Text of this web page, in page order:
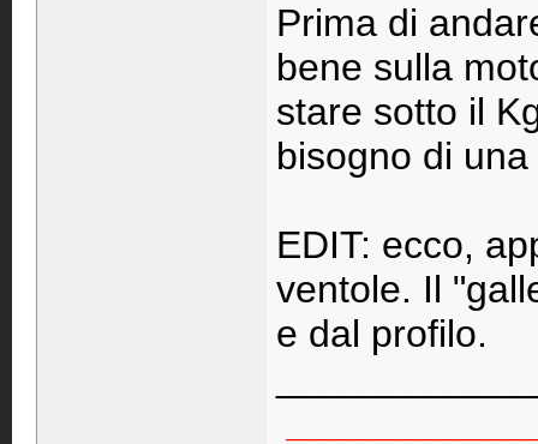
Prima di
bene sulla
stare sotto il
bisogno di
EDIT: ecco,
ventole. Il
e dal profilo.